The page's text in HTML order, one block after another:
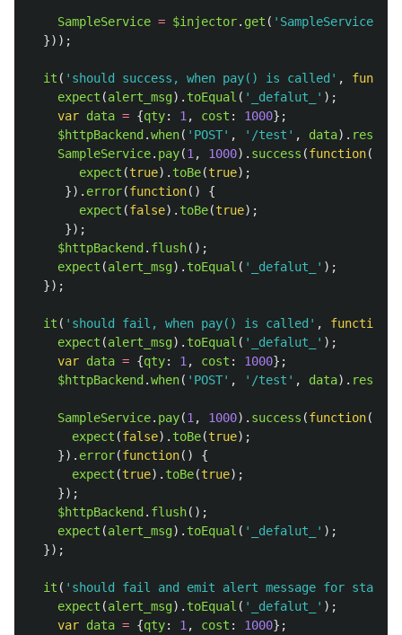
SampleService = $injector. get ( ' SampleService
}));
it ( ' should success, when pay() is called ' ,
expect (alert_msg). toEqual ( ' _defalut_ ' );
var data = {qty: 1 , cost : 1000};
$httpBackend .when( ' POST' , ' /test ' , data). respond
SampleService. pay(1 , 1000). success (function()
expect (true). toBe(true);
}). error(function()
{
expect (false). toBe(true);
});
$httpBackend . flush();
expect (alert_msg). toEqual ( ' _defalut_ ' );
});
it ( ' should fail, when pay() is called ' , function
expect (alert_msg). toEqual ( ' _defalut_ ' );
var data = {qty: 1 , cost : 1000};
$httpBackend .when( ' POST' , ' /test ' , data). respond
SampleService. pay(1 , 1000). success (function()
expect (false). toBe(true);
}). error(function()
{
expect (true). toBe(true);
});
$httpBackend . flush();
expect (alert_msg). toEqual ( ' _defalut_ ' );
});
it ( ' should fail and emit alert message for status
expect (alert_msg). toEqual ( ' _defalut_ ' );
var data = {qty: 1 , cost : 1000};